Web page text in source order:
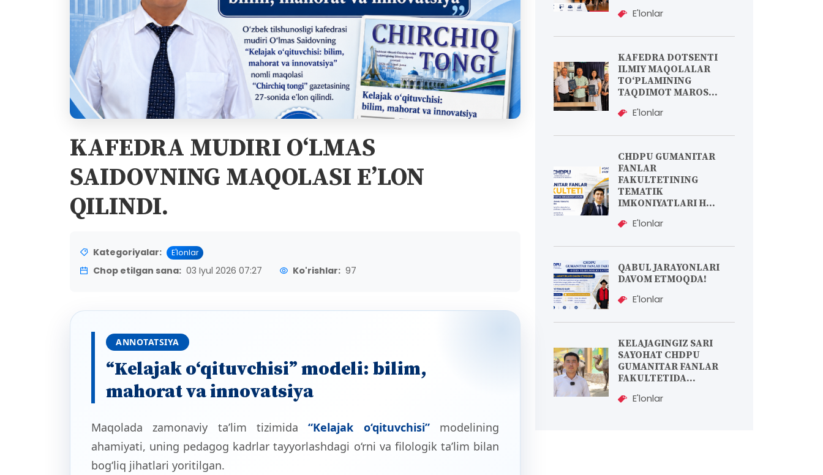
KAFEDRA MUDIRI O‘LMAS
SAIDOVNING MAQOLASI E’LON
QILINDI.
Kategoriyalar: E'lonlar
Chop etilgan sana: 03 Iyul 2026 07:27 Ko'rishlar: 97
ANNOTATSIYA
“Kelajak o‘qituvchisi” modeli: bilim,
mahorat va innovatsiya
Maqolada zamonaviy ta’lim tizimida“Kelajak o‘qituvchisi”modelining
ahamiyati, uning pedagog kadrlar tayyorlashdagi o‘rni va filologik ta’lim bilan
bog‘liq jihatlari yoritilgan.
E'lonlar
KAFEDRA DOTSENTI
ILMIY MAQOLALAR
TO‘PLAMINING
TAQDIMOT MAROS...
E'lonlar
CHDPU GUMANITAR
FANLAR
FAKULTETINING
TEMATIK
IMKONIYATLARI H...
E'lonlar
QABUL JARAYONLARI
DAVOM ETMOQDA!
E'lonlar
KELAJAGINGIZ SARI
SAYOHAT CHDPU
GUMANITAR FANLAR
FAKULTETIDA...
E'lonlar